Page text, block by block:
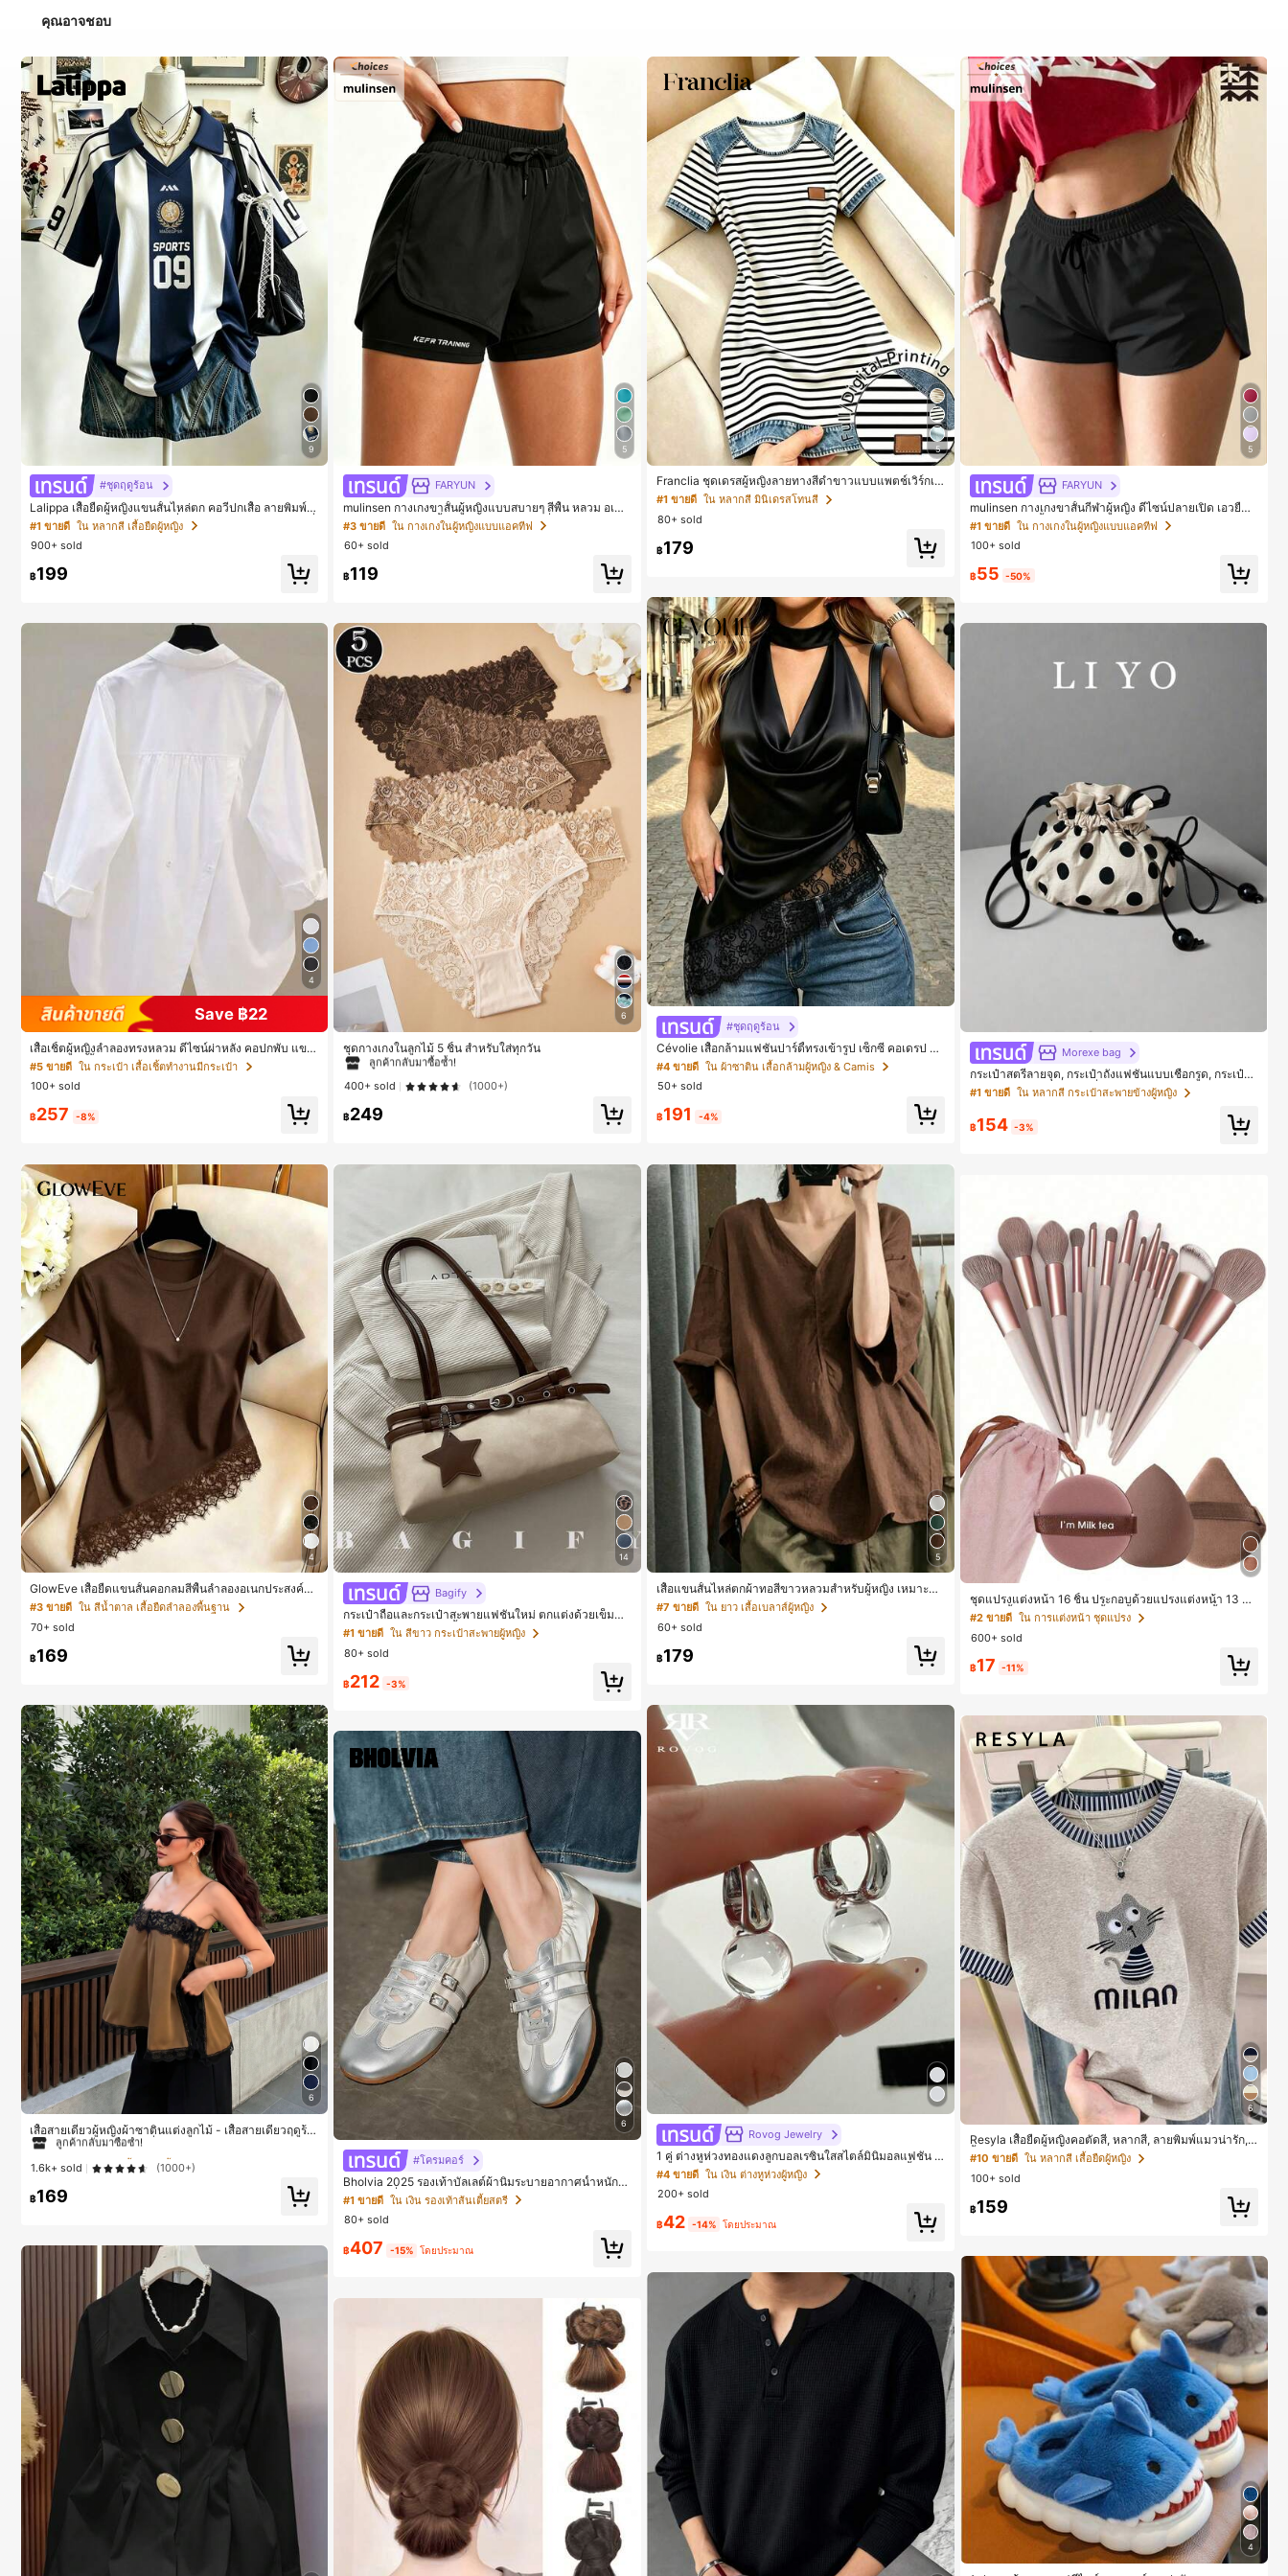
คุณอาจชอบ
9
#ชุดฤดูร้อน
Lalippa เสื้อยืดผู้หญิงแขนสั้นไหล่ตก คอวีปกเสื้อ ลายพิมพ์ดิ
จิทัลลายทาง สไตล์สปอร์ตแฟชั่นมินิมอล ของขวัญสำหรับเพื่
อน
#1 ขายดี ใน หลากสี เสื้อยืดผู้หญิง
900+ sold
฿199
4
Save ฿22
เสื้อเชิ้ตผู้หญิงลำลองทรงหลวม ดีไซน์ผ่าหลัง คอปกพับ แขน
ยาว ผ้าทอสีพื้น กระเป๋าผ่าหน้าติดกระดุม สไตล์เรียบหรูสำห
รับใส่ไปทำงานและใส่ประจำวัน ฤดูใบไม้ผลิ/ใบไม้ร่วง สีขา
ว ลุคสมาร์ทแคชชวล
#5 ขายดี ใน กระเป๋า เสื้อเชิ้ตทำงานมีกระเป๋า
100+ sold
฿257 -8%
4
GlowEve เสื้อยืดแขนสั้นคอกลมสีพื้นลำลองอเนกประสงค์สำ
หรับผู้หญิง
#3 ขายดี ใน สีน้ำตาล เสื้อยืดลำลองพื้นฐาน
70+ sold
฿169
6
เสื้อสายเดี่ยวผู้หญิงผ้าซาตินแต่งลูกไม้ - เสื้อสายเดี่ยวฤดูร้อ
นสีคากีมีรอยผ่าด้านข้างที่น่าดึงดูดแบบสบายๆ
#1 ขายดี
ใน สีกากี เสื้อสตรี เสื้อเบลาส์ & Tee
ลูกค้ากลับมาซื้อซ้ำ!
#1 ขายดี
ใน สีกากี เสื้อสตรี เสื้อเบลาส์ & Tee
ลูกค้ากลับมาซื้อซ้ำ!
#1 ขายดี
ใน สีกากี เสื้อสตรี เสื้อเบลาส์ & Tee
ลูกค้ากลับมาซื้อซ้ำ!
#1 ขายดี
1.6k+ sold (1000+)
฿169
5
FARYUN
mulinsen กางเกงขาสั้นผู้หญิงแบบสบายๆ สีพื้น หลวม อเนก
ประสงค์ กางเกงขาสั้นกีฬา 2-In-1 สำหรับวิ่ง ฟิตเนส และกา
รฝึกซ้อมกีฬาในฤดูร้อน
#3 ขายดี ใน กางเกงในผู้หญิงแบบแอคทีฟ
60+ sold
฿119
6
ชุดกางเกงในลูกไม้ 5 ชิ้น สำหรับใส่ทุกวัน
#1 ขายดี
ใน ชุด 5 ชิ้น กางเกงชั้นในผู้หญิง
ลูกค้ากลับมาซื้อซ้ำ!
#1 ขายดี
ใน ชุด 5 ชิ้น กางเกงชั้นในผู้หญิง
ลูกค้ากลับมาซื้อซ้ำ!
#1 ขายดี
ใน ชุด 5 ชิ้น กางเกงชั้นในผู้หญิง
ลูกค้ากลับมาซื้อซ้ำ!
#1 ขายดี
400+ sold (1000+)
฿249
14
Bagify
กระเป๋าถือและกระเป๋าสะพายแฟชั่นใหม่ ตกแต่งด้วยเข็มขัด
เหมาะสำหรับงานปาร์ตี้ การรวมตัว การออกไปข้างนอก กา
รท่องเที่ยว การช้อปปิ้ง และการใช้งานประจำวัน สามารถเก็
บเหรียญ โทรศัพท์ เหมาะสำหรับกระเป๋าทำงานของพนักงา
นออฟฟิศ นักศึกษามหาวิทยาลัย และพนักงานออฟฟิศ กระเ
ป๋าผู้หญิงที่หรูหรา
#1 ขายดี ใน สีขาว กระเป๋าสะพายผู้หญิง
80+ sold
฿212 -3%
6
#โครมคอร์
Bholvia 2025 รองเท้าบัลเลต์ผ้านิ่มระบายอากาศน้ำหนักเบ
าสไตล์แมรี่เจนฤดูร้อนใหม่, รองเท้าลำลองกีฬา Patchwork
#1 ขายดี ใน เงิน รองเท้าส้นเตี้ยสตรี
80+ sold
฿407 -15% โดยประมาณ
5
Franclia ชุดเดรสผู้หญิงลายทางสีดำขาวแบบแพตช์เวิร์กเอ
ฟเฟกต์เดนิม สำหรับฤดูร้อน รุ่นใหม่ พิมพ์ดิจิทัลลายทางแบ
บไม่เดนิม ดีไซน์นิช แขนสั้น
#1 ขายดี ใน หลากสี มินิเดรสโทนสี
80+ sold
฿179
#ชุดฤดูร้อน
Cévolie เสื้อกล้ามแฟชั่นปาร์ตี้ทรงเข้ารูป เซ็กซี่ คอเดรป คอ
คาวล์ จับย่น แต่งลูกไม้ ดีไซน์ต่อผ้า เปิดหลัง แขนกุด
#4 ขายดี ใน ผ้าซาติน เสื้อกล้ามผู้หญิง & Camis
50+ sold
฿191 -4%
5
เสื้อแขนสั้นไหล่ตกผ้าทอสีขาวหลวมสำหรับผู้หญิง เหมาะสำ
หรับสไตล์โบฮีเมียนในฤดูร้อน
#7 ขายดี ใน ยาว เสื้อเบลาส์ผู้หญิง
60+ sold
฿179
Rovog Jewelry
1 คู่ ต่างหูห่วงทองแดงลูกบอลเรซินใสสไตล์มินิมอลแฟชั่น เ
หมาะสำหรับผู้หญิงใส่ในชีวิตประจำวันและงานปาร์ตี้
#4 ขายดี ใน เงิน ต่างหูห่วงผู้หญิง
200+ sold
฿42 -14% โดยประมาณ
5
FARYUN
mulinsen กางเกงขาสั้นกีฬาผู้หญิง ดีไซน์ปลายเปิด เอวยืดห
ยุ่น กางเกงขาสั้นลำลองกีฬาฤดูร้อน ความยาว 3/4
#1 ขายดี ใน กางเกงในผู้หญิงแบบแอคทีฟ
100+ sold
฿55 -50%
Morexe bag
กระเป๋าสตรีลายจุด, กระเป๋าถังแฟชั่นแบบเชือกรูด, กระเป๋าส
ะพายไหล่และสะพายข้างที่หรูหราและอเนกประสงค์
#1 ขายดี ใน หลากสี กระเป๋าสะพายข้างผู้หญิง
฿154 -3%
ชุดแปรงแต่งหน้า 16 ชิ้น ประกอบด้วยแปรงแต่งหน้า 13 ชิ้
น, ฟองน้ำแต่งหน้ารูปหยดน้ำ 1 ชิ้น, แปรงแป้งรองพื้นกลม 1
ชิ้น และฟองน้ำแต่งหน้ารูปสามเหลี่ยม 1 ชิ้น - ชุดคลาสสิก
ทำจากขนสังเคราะห์นุ่มและเป็นมิตรต่อผิว เหมาะสำหรับผู้ห
ญิงและเด็กผู้หญิง เหมาะสำหรับฤดูใบไม้ร่วงและฤดูหนาว
#2 ขายดี ใน การแต่งหน้า ชุดแปรง
600+ sold
฿17 -11%
6
Resyla เสื้อยืดผู้หญิงคอตัดสี, หลากสี, ลายพิมพ์แมวน่ารัก, เ
สื้อสำหรับออกไปเที่ยวฤดูร้อน, ดีไซน์กราฟิก, ความรู้สึกพรีเ
มียม, ลำลองอเนกประสงค์, สวมใส่ประจำวัน, กลางแจ้ง, ช้อ
ปปิ้ง, การเดินทาง เสื้อผ้ากลางแจ้ง
#10 ขายดี ใน หลากสี เสื้อยืดผู้หญิง
100+ sold
฿159
4